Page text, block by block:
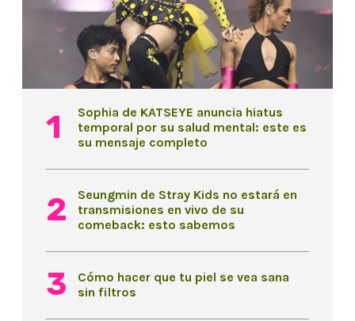
Sophia de KATSEYE anuncia hiatus
temporal por su salud mental: este es
su mensaje completo
Seungmin de Stray Kids no estará en
transmisiones en vivo de su
comeback: esto sabemos
Cómo hacer que tu piel se vea sana
sin filtros